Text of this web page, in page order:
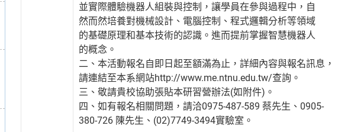
並實際體驗機器人組裝與控制，讓學員在參與過程中，自
然而然培養對機械設計、電腦控制、程式邏輯分析等領域
的基礎原理和基本技術的認識。進而提前掌握智慧機器人
的概念。
二、本活動報名自即日起至額滿為止，詳細內容與報名訊息，
請連結至本系網站http://www.me.ntnu.edu.tw/查詢。
三、敬請貴校協助張貼本研習營辦法(如附件)。
四、如有報名相關問題，請洽0975-487-589 蔡先生、0905-
380-726 陳先生、(02)7749-3494實驗室。